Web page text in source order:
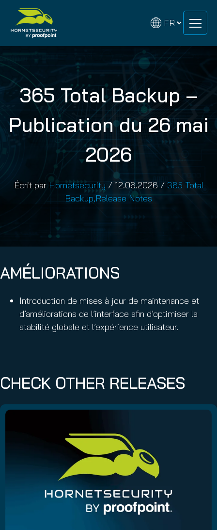
content
content
365 Total Backup –
Publication du 26 mai
2026
Écrit par Hornetsecurity / 12.06.2026 / 365 Total
Backup,Release Notes
AMÉLIORATIONS
Introduction de mises à jour de maintenance et
d’améliorations de l’interface afin d’optimiser la
stabilité globale et l’expérience utilisateur.
CHECK OTHER RELEASES